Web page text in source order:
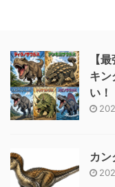
【
キン
い！
カン